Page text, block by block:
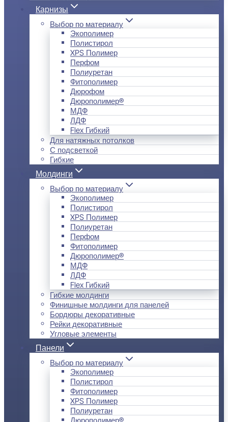
Карнизы
Выбор по материалу
Экополимер
Полистирол
XPS Полимер
Перфом
Полиуретан
Фитополимер
Дюрофом
Дюрополимер®
МДФ
ЛДФ
Flex Гибкий
Для натяжных потолков
С подсветкой
Гибкие
Молдинги
Выбор по материалу
Экополимер
Полистирол
XPS Полимер
Полиуретан
Перфом
Фитополимер
Дюрополимер®
МДФ
ЛДФ
Flex Гибкий
Гибкие молдинги
Финишные молдинги для панелей
Бордюры декоративные
Рейки декоративные
Угловые элементы
Панели
Выбор по материалу
Экополимер
Полистирол
Фитополимер
XPS Полимер
Полиуретан
Дюрополимер®